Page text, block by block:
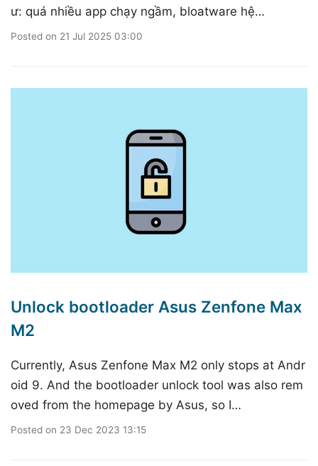
ư: quá nhiều app chạy ngầm, bloatware hệ…
Posted on 21 Jul 2025 03:00
Unlock bootloader Asus Zenfone Max
M2
Currently, Asus Zenfone Max M2 only stops at Andr
oid 9. And the bootloader unlock tool was also rem
oved from the homepage by Asus, so I…
Posted on 23 Dec 2023 13:15